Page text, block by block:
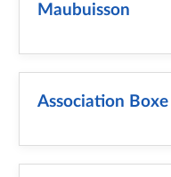
Maubuisson
Association